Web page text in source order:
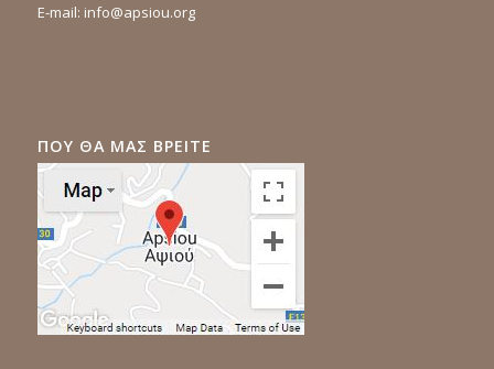
E-mail: info@apsiou.org
ΠΟΥ ΘΑ ΜΑΣ ΒΡΕΙΤΕ